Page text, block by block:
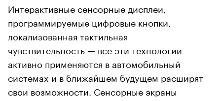
Интерактивные сенсорные дисплеи,
программируемые цифровые кнопки,
локализованная тактильная
чувствительность — все эти технологии
активно применяются в автомобильный
системах и в ближайшем будущем расширят
свои возможности. Сенсорные экраны